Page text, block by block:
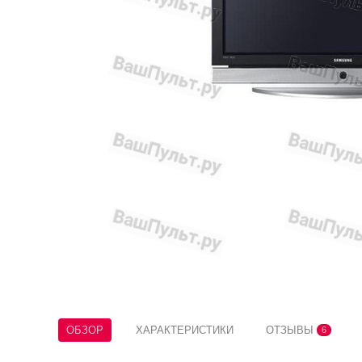
ОБЗОР ХАРАКТЕРИСТИКИ ОТЗЫВЫ 6